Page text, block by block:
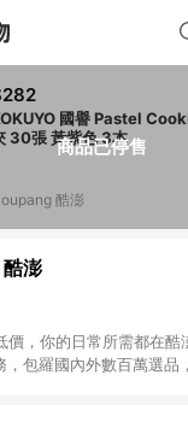
商品已停售
國譽 Pastel
夾 30張 黃紫色 3本
酷澎
澎
，你的日常所需都在酷
，包羅國內外數百萬選品